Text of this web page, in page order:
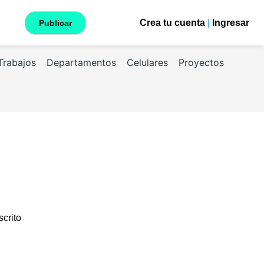
Publicar Crea tu cuenta| Ingresar
Departamentos Celulares Proyectos